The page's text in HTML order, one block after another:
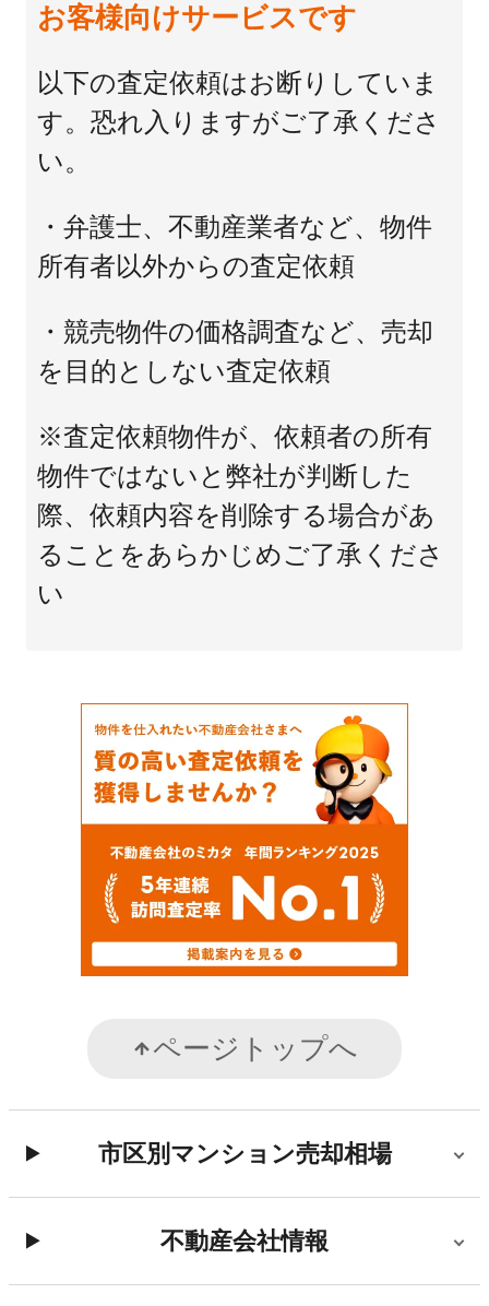
お客様向けサービスです
以下の査定依頼はお断りしていま
す。恐れ入りますがご了承くださ
い。
・弁護士、不動産業者など、物件
所有者以外からの査定依頼
・競売物件の価格調査など、売却
を目的としない査定依頼
※査定依頼物件が、依頼者の所有
物件ではないと弊社が判断した
際、依頼内容を削除する場合があ
ることをあらかじめご了承くださ
い
ページトップへ
市区別マンション売却相場
不動産会社情報